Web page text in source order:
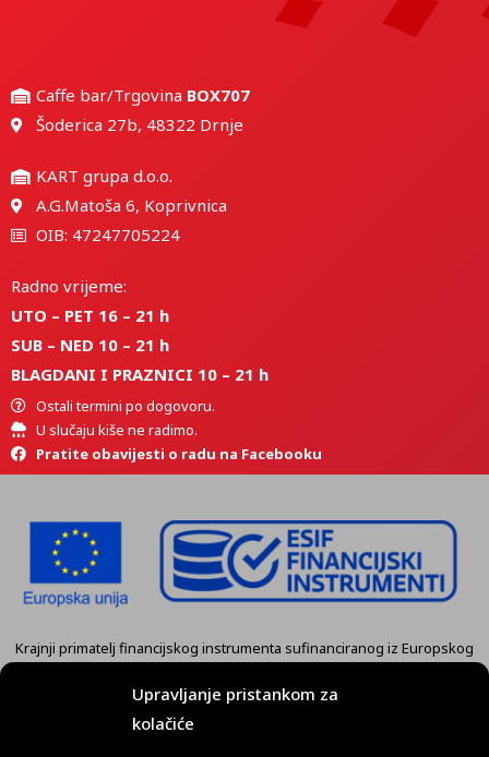
Upravljanje pristankom za
kolačiće
Caffe bar/Trgovina BOX707
Šoderica 27b, 48322 Drnje
KART grupa d.o.o.
A.G.Matoša 6, Koprivnica
OIB: 47247705224
Radno vrijeme:
UTO – PET 16 – 21 h
SUB – NED 10 – 21 h
BLAGDANI I PRAZNICI 10 – 21 h
Ostali termini po dogovoru.
U slučaju kiše ne radimo.
Pratite obavijesti o radu na Facebooku
Krajnji primatelj financijskog instrumenta sufinanciranog iz Europskog
fonda za regionalni razvoj u sklopu Operativnog programa
„Konkurentnost i kohezija” je tvrtkaKART GRUPA d.o.o. Koprivnica.